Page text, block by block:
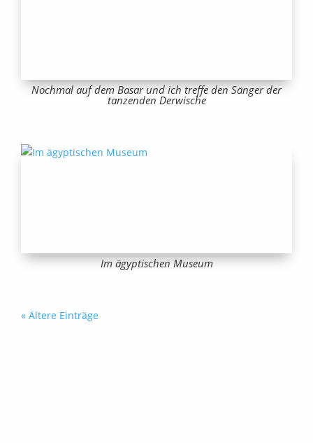
Nochmal auf dem Basar und ich treffe den Sänger der
tanzenden Derwische
Im ägyptischen Museum
« Ältere Einträge